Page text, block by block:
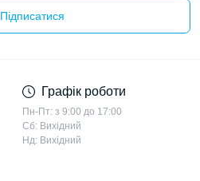
Підписатися
Графік роботи
Пн-Пт: з 9:00 до 17:00
Сб: Вихідний
Нд: Вихідний